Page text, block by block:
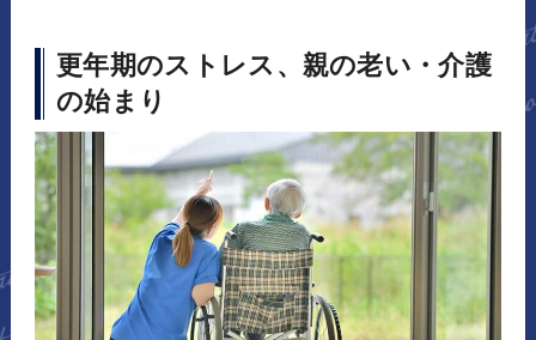
更年期のストレス、親の老い・介護
の始まり